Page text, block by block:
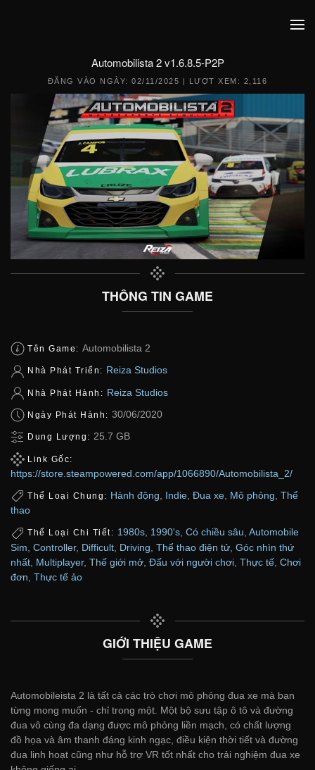
Automobilista 2 v1.6.8.5-P2P
ĐĂNG VÀO NGÀY:02/11/2025 | LƯỢT XEM: 2,116
THÔNG TIN GAME
Tên Game: Automobilista 2
Nhà Phát Triển: Reiza Studios
Nhà Phát Hành: Reiza Studios
Ngày Phát Hành: 30/06/2020
Dung Lượng: 25.7 GB
Link Gốc:
https://store.steampowered.com/app/1066890/Automobilista_2/
Thể Loại Chung: Hành động Indie Đua xe Mô phỏng Thể
thao
Thể Loại Chi Tiết: 1980s, 1990's, Có chiều sâu, Automobile
Sim Controller, Difficult Driving Thể thao điện tử Góc nhìn thứ
nhất Multiplayer, Thế giới mở Đấu với người chơi Thực tế Chơi
đơn Thực tế ảo
GIỚI THIỆU GAME
Automobileista 2 là tất cả các trò chơi mô phỏng đua xe mà bạn
từng mong muốn - chỉ trong một. Một bộ sưu tập ô tô và đường
đua vô cùng đa dạng được mô phỏng liền mạch, có chất lượng
đồ họa và âm thanh đáng kinh ngạc, điều kiện thời tiết và đường
đua linh hoạt cũng như hỗ trợ VR tốt nhất cho trải nghiệm đua xe